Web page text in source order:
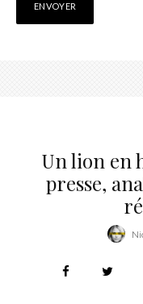
Un lion en
presse,